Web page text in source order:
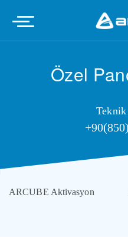
Özel
Teknik
ARCUBE Aktivasyon